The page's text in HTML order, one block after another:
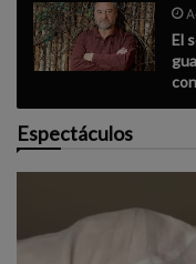
El
Espectáculos